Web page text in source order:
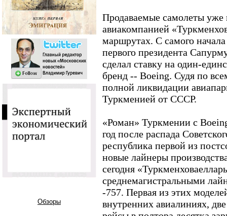
Обзоры
Продаваемые самолеты уже
авиакомпанией
маршрутах. С самого
первого президента
сделал ставку на один-
бренд -- Boeing. Судя по
полной ликвидации
Туркменией от СССР.
«Роман» Туркмении с
год после распада
республика первой из
новые лайнеры
сегодня
среднемагистральными
-757. Первая из этих
внутренних авиалиниях,